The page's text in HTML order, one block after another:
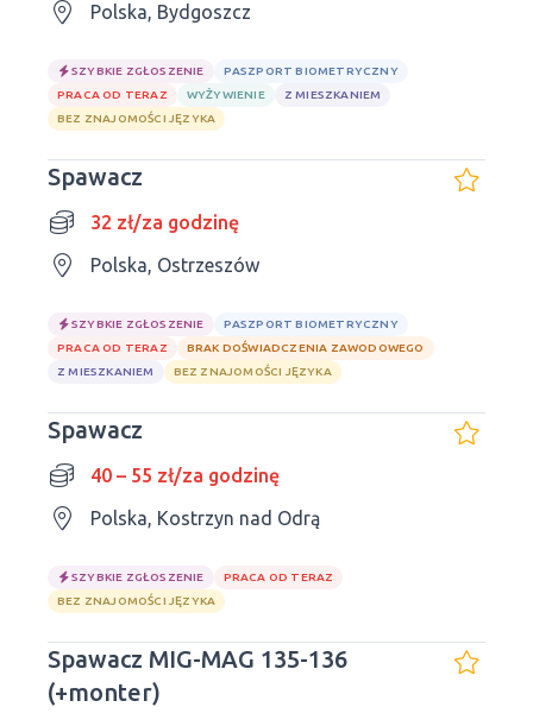
Polska, Bydgoszcz
SZYBKIE ZGŁOSZENIE
PASZPORT BIOMETRYCZNY
PRACA OD TERAZ
WYŻYWIENIE
Z MIESZKANIEM
BEZ ZNAJOMOŚCI JĘZYKA
Spawacz
32 zł/za godzinę
Polska, Ostrzeszów
SZYBKIE ZGŁOSZENIE
PASZPORT BIOMETRYCZNY
PRACA OD TERAZ
BRAK DOŚWIADCZENIA ZAWODOWEGO
Z MIESZKANIEM
BEZ ZNAJOMOŚCI JĘZYKA
Spawacz
40 – 55 zł/za godzinę
Polska, Kostrzyn nad Odrą
SZYBKIE ZGŁOSZENIE
PRACA OD TERAZ
BEZ ZNAJOMOŚCI JĘZYKA
Spawacz MIG-MAG 135-136
(+monter)